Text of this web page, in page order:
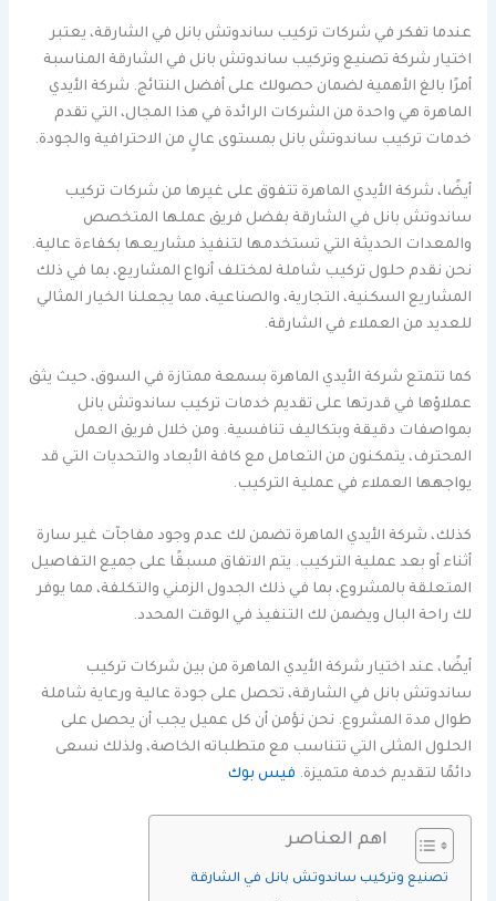
عندما تفكر في شركات تركيب ساندوتش بانل في الشارقة، يعتبر
اختيار شركة تصنيع وتركيب ساندوتش بانل في الشارقة المناسبة
أمرًا بالغ الأهمية لضمان حصولك على أفضل النتائج. شركة الأيدي
الماهرة هي واحدة من الشركات الرائدة في هذا المجال، التي تقدم
خدمات تركيب ساندوتش بانل بمستوى عالٍ من الاحترافية والجودة.
أيضًا، شركة الأيدي الماهرة تتفوق على غيرها من شركات تركيب
ساندوتش بانل في الشارقة بفضل فريق عملها المتخصص
والمعدات الحديثة التي تستخدمها لتنفيذ مشاريعها بكفاءة عالية.
نحن نقدم حلول تركيب شاملة لمختلف أنواع المشاريع، بما في ذلك
المشاريع السكنية، التجارية، والصناعية، مما يجعلنا الخيار المثالي
للعديد من العملاء في الشارقة.
كما تتمتع شركة الأيدي الماهرة بسمعة ممتازة في السوق، حيث يثق
عملاؤها في قدرتها على تقديم خدمات تركيب ساندوتش بانل
بمواصفات دقيقة وبتكاليف تنافسية. ومن خلال فريق العمل
المحترف، يتمكنون من التعامل مع كافة الأبعاد والتحديات التي قد
يواجهها العملاء في عملية التركيب.
كذلك، شركة الأيدي الماهرة تضمن لك عدم وجود مفاجآت غير سارة
أثناء أو بعد عملية التركيب. يتم الاتفاق مسبقًا على جميع التفاصيل
المتعلقة بالمشروع، بما في ذلك الجدول الزمني والتكلفة، مما يوفر
لك راحة البال ويضمن لك التنفيذ في الوقت المحدد.
أيضًا، عند اختيار شركة الأيدي الماهرة من بين شركات تركيب
ساندوتش بانل في الشارقة، تحصل على جودة عالية ورعاية شاملة
طوال مدة المشروع. نحن نؤمن أن كل عميل يجب أن يحصل على
الحلول المثلى التي تتناسب مع متطلباته الخاصة، ولذلك نسعى
دائمًا لتقديم خدمة متميزة. فيس بوك
اهم العناصر
تصنيع وتركيب ساندوتش بانل في الشارقة